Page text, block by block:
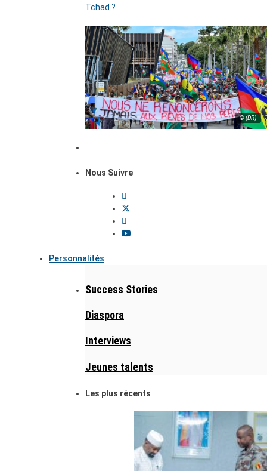
Tchad ?
© (DR)
Nous Suivre
Personnalités
Success Stories
Diaspora
Interviews
Jeunes talents
Les plus récents